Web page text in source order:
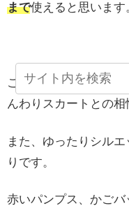
まで使えると思います
このトップスは、着
んわりスカートとの相
また、ゆったりシル
りです。
赤いパンプス、かごバ